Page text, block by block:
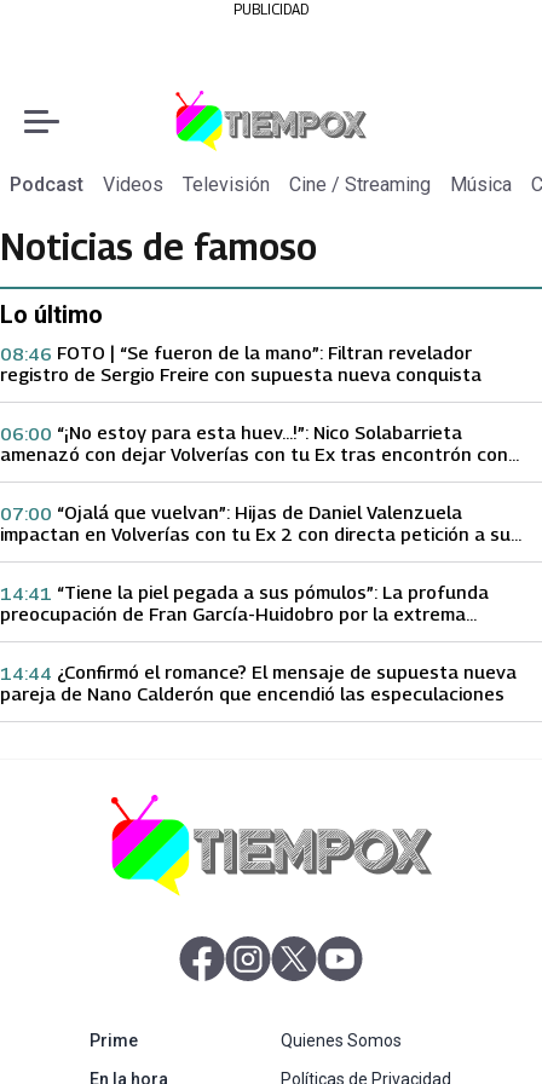
PUBLICIDAD
Podcast Videos Televisión Cine / Streaming Música
Noticias de famoso
Lo último
FOTO | “Se fueron de la mano”: Filtran revelador
registro de Sergio Freire con supuesta nueva conquista
08:46
“¡No estoy para esta huev…!”: Nico Solabarrieta
amenazó con dejar Volverías con tu Ex tras encontrón con
06:00
“Ojalá que vuelvan”: Hijas de Daniel Valenzuela
impactan en Volverías con tu Ex 2 con directa petición a su
07:00
“Tiene la piel pegada a sus pómulos”: La profunda
preocupación de Fran García-Huidobro por la extrema
14:41
¿Confirmó el romance? El mensaje de supuesta nueva
pareja de Nano Calderón que encendió las especulaciones
14:44
abre en nueva pestaña
abre en nueva pestaña
abre en nueva pestaña
Primeabre en nueva pestaña
En la horaabre en nueva pestaña
Quienes Somos
Políticas de Privacidad